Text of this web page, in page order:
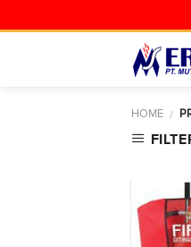
to
HOME /